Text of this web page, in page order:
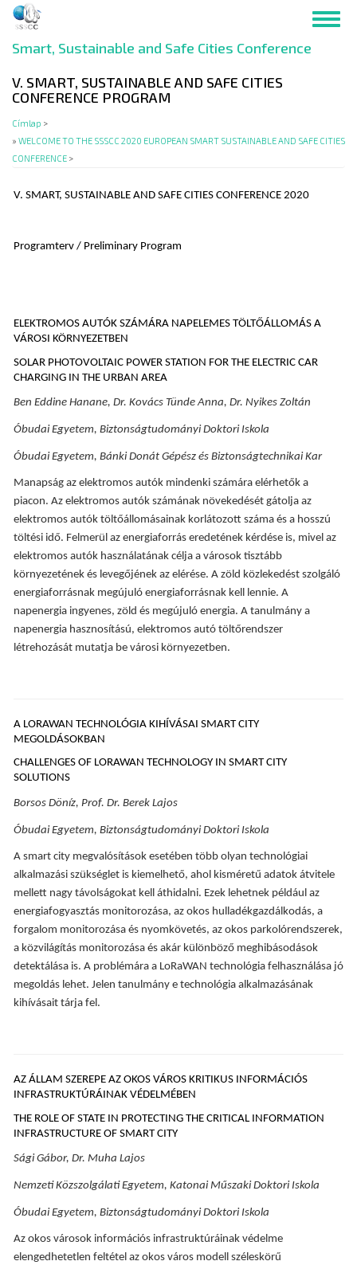
Ugrás
tartalomra
Smart, Sustainable and Safe Cities Conference
V. SMART, SUSTAINABLE AND SAFE CITIES
CONFERENCE PROGRAM
Címlap >
WELCOME TO THE SSSCC 2020 EUROPEAN SMART SUSTAINABLE AND SAFE CITIES
CONFERENCE >
V. SMART, SUSTAINABLE AND SAFE CITIES CONFERENCE 2020
Programterv / Preliminary Program
ELEKTROMOS AUTÓK SZÁMÁRA NAPELEMES TÖLTŐÁLLOMÁS A
VÁROSI KÖRNYEZETBEN
SOLAR PHOTOVOLTAIC POWER STATION FOR THE ELECTRIC CAR
CHARGING IN THE URBAN AREA
Ben Eddine Hanane, Dr. Kovács Tünde Anna, Dr. Nyikes Zoltán
Óbudai Egyetem, Biztonságtudományi Doktori Iskola
Óbudai Egyetem, Bánki Donát Gépész és Biztonságtechnikai Kar
Manapság az elektromos autók mindenki számára elérhetők a
piacon. Az elektromos autók számának növekedését gátolja az
elektromos autók töltőállomásainak korlátozott száma és a hosszú
töltési idő. Felmerül az energiaforrás eredetének kérdése is, mivel az
elektromos autók használatának célja a városok tisztább
környezetének és levegőjének az elérése. A zöld közlekedést szolgáló
energiaforrásnak megújuló energiaforrásnak kell lennie. A
napenergia ingyenes, zöld és megújuló energia. A tanulmány a
napenergia hasznosítású, elektromos autó töltőrendszer
létrehozását mutatja be városi környezetben.
A LORAWAN TECHNOLÓGIA KIHÍVÁSAI SMART CITY
MEGOLDÁSOKBAN
CHALLENGES OF LORAWAN TECHNOLOGY IN SMART CITY
SOLUTIONS
Borsos Döníz, Prof. Dr. Berek Lajos
Óbudai Egyetem, Biztonságtudományi Doktori Iskola
A smart city megvalósítások esetében több olyan technológiai
alkalmazási szükséglet is kiemelhető, ahol kisméretű adatok átvitele
mellett nagy távolságokat kell áthidalni. Ezek lehetnek például az
energiafogyasztás monitorozása, az okos hulladékgazdálkodás, a
forgalom monitorozása és nyomkövetés, az okos parkolórendszerek,
a közvilágítás monitorozása és akár különböző meghibásodások
detektálása is. A problémára a LoRaWAN technológia felhasználása jó
megoldás lehet. Jelen tanulmány e technológia alkalmazásának
kihívásait tárja fel.
AZ ÁLLAM SZEREPE AZ OKOS VÁROS KRITIKUS INFORMÁCIÓS
INFRASTRUKTÚRÁINAK VÉDELMÉBEN
THE ROLE OF STATE IN PROTECTING THE CRITICAL INFORMATION
INFRASTRUCTURE OF SMART CITY
Sági Gábor, Dr. Muha Lajos
Nemzeti Közszolgálati Egyetem, Katonai Műszaki Doktori Iskola
Óbudai Egyetem, Biztonságtudományi Doktori Iskola
Az okos városok információs infrastruktúráinak védelme
elengedhetetlen feltétel az okos város modell széleskörű